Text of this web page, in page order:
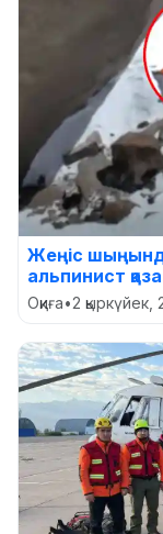
Жеңіс
альпинист
Оқиға•2 қыркүйек,